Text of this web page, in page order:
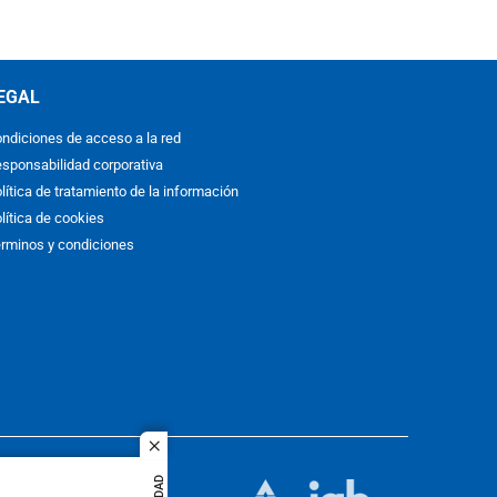
close
de acceso a la red
corporativa
de tratamiento de la información
de cookies
y condiciones
idioma